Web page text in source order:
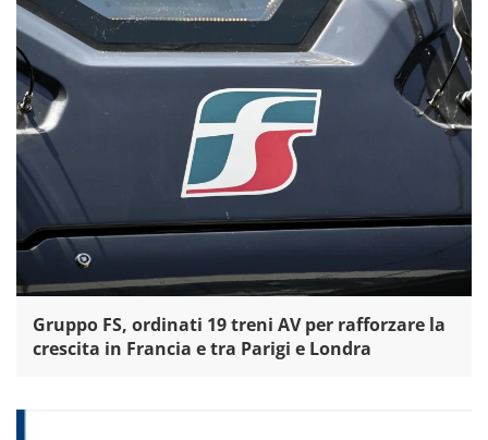
Gruppo FS, ordinati 19 treni AV per rafforzare la
crescita in Francia e tra Parigi e Londra